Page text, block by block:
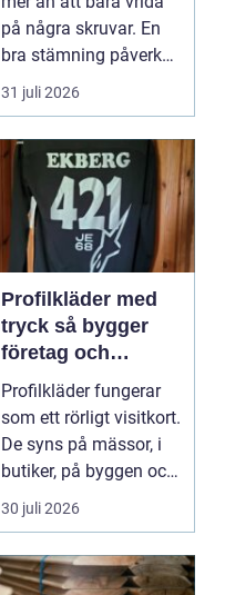
på några skruvar. En
bra stämning påverkar
hur pianot låt...
31 juli 2026
Profilkläder med
tryck så bygger
företag och
klubbar en
starkare identitet
Profilkläder fungerar
som ett rörligt visitkort.
De syns på mässor, i
butiker, på byggen och
längs v...
30 juli 2026